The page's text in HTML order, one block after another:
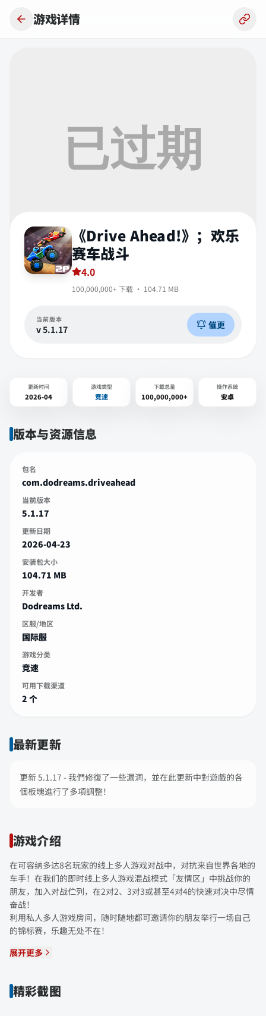
游戏详情
《Drive Ahead!》；欢乐
赛车战斗
4.0
100,000,000+ 下载 · 104.71 MB
当前版本
v5.1.17 催更
更新时间
2026-04
游戏类型
竞速
下载总量
100,000,000+
操作系统
安卓
版本与资源信息
包名
com.dodreams.driveahead
当前版本
5.1.17
更新日期
2026-04-23
安装包大小
104.71 MB
开发者
Dodreams Ltd.
区服/地区
国际服
游戏分类
竞速
可用下载渠道
2 个
最新更新
更新 5.1.17 - 我們修復了一些漏洞，並在此更新中對遊戲的各
個板塊進行了多項調整！
游戏介绍
在可容纳多达8名玩家的线上多人游戏对战中，对抗来自世界各地的
车手！在我们的即时线上多人游戏混战模式「友情区」中挑战你的
朋友，加入对战伫列，在2对2、3对3或甚至4对4的快速对决中尽情
奋战！
利用私人多人游戏房间，随时随地都可邀请你的朋友举行一场自己
的锦标赛，乐趣无处不在！
展开更多
精彩截图